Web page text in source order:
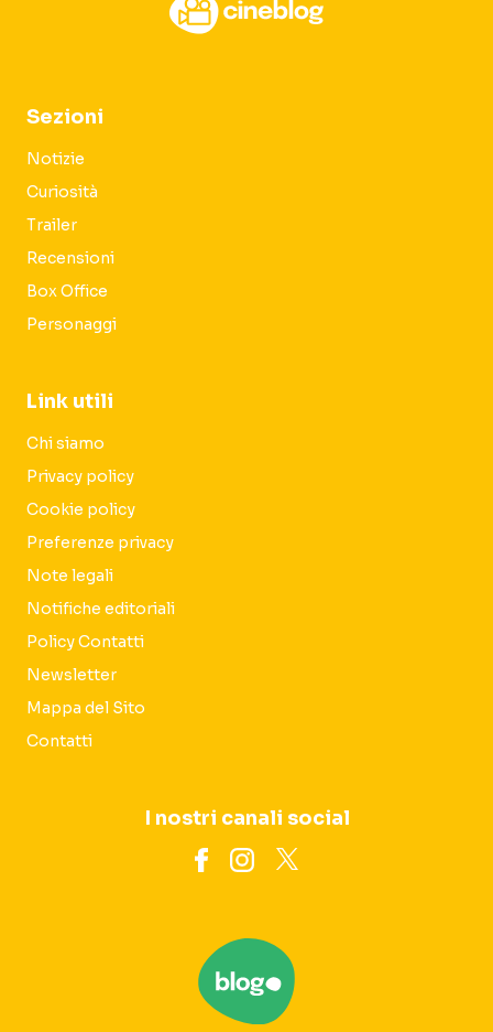
Sezioni
Notizie
Curiosità
Trailer
Recensioni
Box Office
Personaggi
Link utili
Chi siamo
Privacy policy
Cookie policy
Preferenze privacy
Note legali
Notifiche editoriali
Policy Contatti
Newsletter
Mappa del Sito
Contatti
I nostri canali social